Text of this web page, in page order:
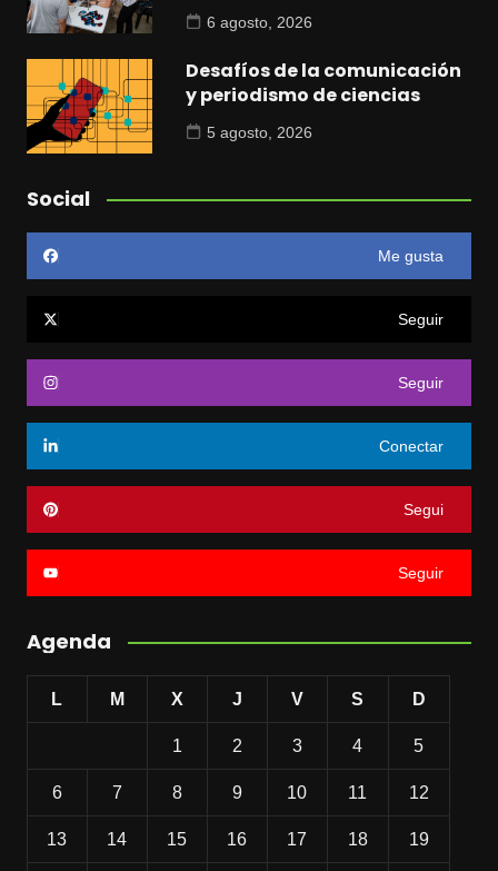
6 agosto, 2026
Desafíos de la comunicación
y periodismo de ciencias
5 agosto, 2026
Social
Me gusta
Seguir
Seguir
Conectar
Segui
Seguir
Agenda
L M X J V S D
1 2 3 4 5
6 7 8 9 10 11 12
13 14 15 16 17 18 19